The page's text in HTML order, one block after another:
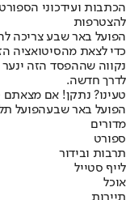
הכתבות ועידכוני
להצטרפות
הפועל באר שבע צריכה
כדי לצאת מהסיטואציה
נקווה שההפסד הזה
לדרך חדשה.
טעינו? נתקן! אם
הפועל באר שבעהפועל
מדורים
ספורט
תרבות ובידור
לייף סטייל
אוכל